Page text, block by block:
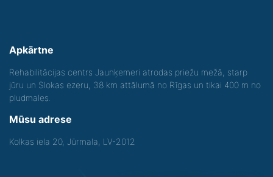
Apkārtne
Rehabilitācijas centrs Jaunķemeri atrodas priežu mežā, starp
jūru un Slokas ezeru, 38 km attālumā no Rīgas un tikai 400 m no
pludmales.
Mūsu adrese
Kolkas iela 20, Jūrmala, LV-2012